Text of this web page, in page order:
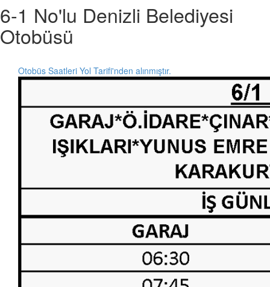
6-1 No'lu Denizli Belediyesi
Otobüsü
Otobüs Saatleri Yol Tarifi'nden alınmıştır.